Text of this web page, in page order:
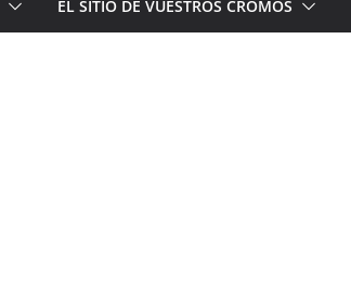
EL SITIO DE VUESTROS CROMOS